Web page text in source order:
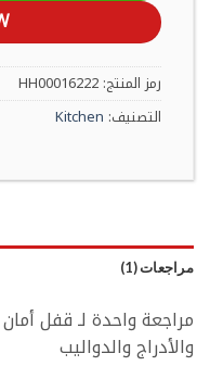
رمز المنتج:HH00016222
التصنيف:Kitchen
مراجعات (1)
مراجعة واحدة لـقفل أمان
والأدراج والدواليب